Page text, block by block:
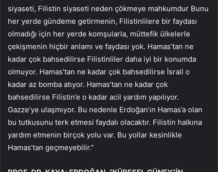
siyaseti, Filistin siyaseti neden çökmeye mahkumdur Bunu
her yerde gündeme getirmenin, Filistinlilere bir faydası
olmadığı için her yerde komşularla, müttefik ülkelerle
çekişmenin hiçbir anlamı ve faydası yok. Hamas’tan ne
kadar çok bahsedilirse Filistinliler daha iyi bir konumda
olmuyor. Hamas’tan ne kadar çok bahsedilirse İsrail o
kadar az bomba atıyor. Hamas’tan ne kadar çok
bahsedilirse Filistin’e o kadar acil yardım yapılıyor.
Gazze’ye ulaşmıyor. Bu nedenle Erdoğan’ın Hamas’a olan
bu tutkusunu terk etmesi faydalı olacaktır. Filistin halkına
yardım etmenin birçok yolu var. Bu yollar kesinlikle
Hamas’tan geçmeyebilir.”